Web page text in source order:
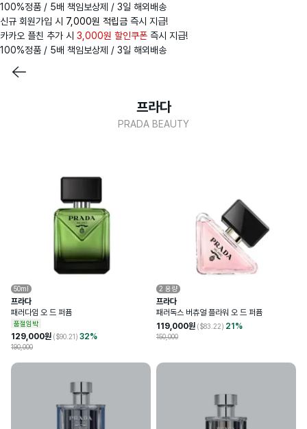
100%정품 / 5배 책임보상제 / 3일 해외배송
신규 회원가입 시 7,000원 적립금 즉시 지급!
카카오 플친 추가 시 3,000원 할인쿠폰 즉시 지급!
100%정품 / 5배 책임보상제 / 3일 해외배송
프라다
PRADA BEAUTY
50ml
프라다
패러다임 오 드 퍼퓸
품절임박
129,000원 ($90.21) 32%
190,000
2 용량
프라다
패러독스 버츄얼 플라워 오 드 퍼퓸
119,000원 ($83.22) 21 %
150,000